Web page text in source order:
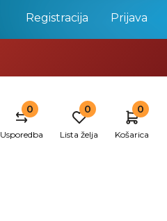
Registracija Prijava
0
Usporedba
0
Lista želja
0
Košarica